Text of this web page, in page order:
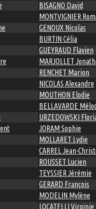
BISAGNO David
MONTVIGNIER
GENOUX Nicolas
BURTIN Célia
GUEYRAUD Flavien
MARJOLLET
RENCHET Marion
NICOLAS Alexandre
MOUTHON Elodie
BELLAVARDE
URZEDOWSKI
JORAM Sophie
MOLLARET Lydie
CARREL Jean-
ROUSSET Lucien
TEYSSIER Jérémie
GERARD François
MODELIN Mylène
LOCATELLI Virginie